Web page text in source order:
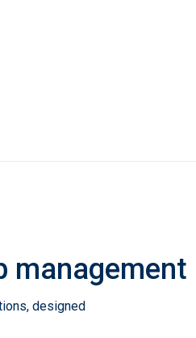
management
designed